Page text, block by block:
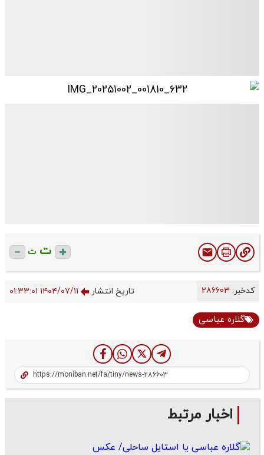
ت ت
کدخبر: تاریخ انتشار ۱۴۰۴/۰۷/۱۱ ۰۱:۳۳:۰۱
گلاره عباسی
اخبار مرتبط